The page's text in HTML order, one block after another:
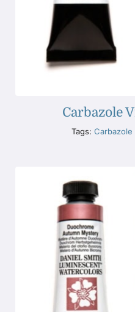
Carbazole
Tags: Carbazole